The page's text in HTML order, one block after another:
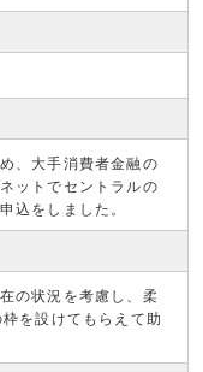
、大手消費者金融の
ットでセントラルの
込をしました。
の状況を考慮し、柔
を設けてもらえて助